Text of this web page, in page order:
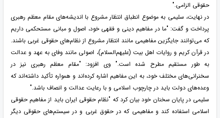
حقوقی الزامی."
در نهایت، سلیمی به موضوع انطباق انتظار مشروع با اندیشه‌های مقام معظم رهبری
پرداخت و گفت: "ما در مفاهیم دینی و فقهی خود، اصول و مبانی مستحکمی داریم
که می‌توانند جایگزین مفاهیمی مانند انتظار مشروع از نظام‌های حقوقی غربی باشند.
در قرآن کریم و روایات اهل بیت (علیهم‌السلام)، اصولی مانند وفای به عهد و عدالت
به طور مستقیم مطرح شده است." وی افزود: "مقام معظم رهبری نیز در
سخنرانی‌های مختلف خود، به این مفاهیم اشاره کرده‌اند و همواره تأکید داشته‌اند که
وعده‌های دولت باید در چارچوب اسلامی و با رعایت عدالت و انصاف باشد."
سلیمی در پایان سخنان خود بیان کرد که "نظام حقوقی ایران باید از مفاهیم حقوقی
اسلامی استفاده کند و مفاهیمی که در حقوق غربی و در سیستم‌های حقوقی دیگر